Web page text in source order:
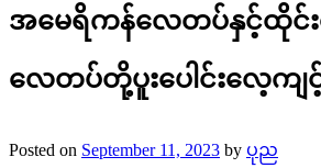
အမေရိကန်လေတပ်နှင့်ထိုင်း
လေတပ်တို့ပူးပေါင်းလေ့ကျ
Posted on September 11, 2023 by ပုည